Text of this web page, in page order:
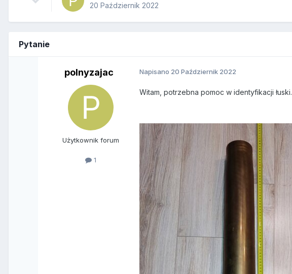
20 Październik 2022
Pytanie
polnyzajac
Użytkownik forum
1
Napisano 20 Październik 2022
Witam, potrzebna pomoc w identyfikacji łuski.